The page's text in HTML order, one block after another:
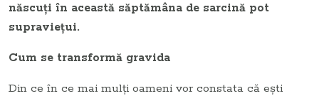
născuţi în această săptămâna de sarcină pot
supravieţui.
Cum se transformă gravida
Din ce în ce mai mulţi oameni vor constata că eşti